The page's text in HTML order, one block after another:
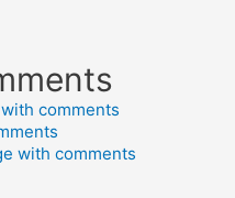
comments
with comments